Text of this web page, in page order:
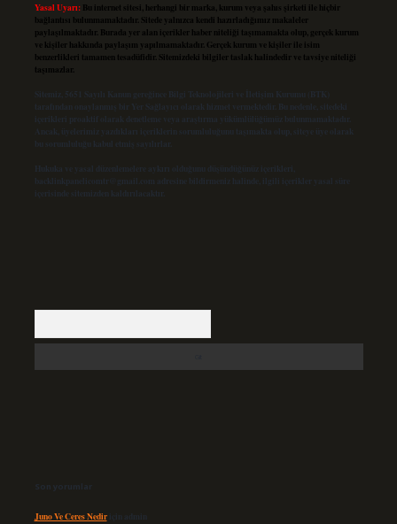
Yasal Uyarı: Bu internet sitesi, herhangi bir marka, kurum veya şahıs şirketi ile hiçbir
bağlantısı bulunmamaktadır. Sitede yalnızca kendi hazırladığımız makaleler
paylaşılmaktadır. Burada yer alan içerikler haber niteliği taşımamakta olup, gerçek kurum
ve kişiler hakkında paylaşım yapılmamaktadır. Gerçek kurum ve kişiler ile isim
benzerlikleri tamamen tesadüfidir. Sitemizdeki bilgiler taslak halindedir ve tavsiye niteliği
taşımazlar.
Sitemiz, 5651 Sayılı Kanun gereğince Bilgi Teknolojileri ve İletişim Kurumu (BTK)
tarafından onaylanmış bir Yer Sağlayıcı olarak hizmet vermektedir. Bu nedenle, sitedeki
içerikleri proaktif olarak denetleme veya araştırma yükümlülüğümüz bulunmamaktadır.
Ancak, üyelerimiz yazdıkları içeriklerin sorumluluğunu taşımakta olup, siteye üye olarak
bu sorumluluğu kabul etmiş sayılırlar.
Hukuka ve yasal düzenlemelere aykırı olduğunu düşündüğünüz içerikleri,
backlinkpanelicomtr@gmail.com adresine bildirmeniz halinde, ilgili içerikler yasal süre
içerisinde sitemizden kaldırılacaktır.
Son yorumlar
Juno Ve Ceres Nediriçin admin